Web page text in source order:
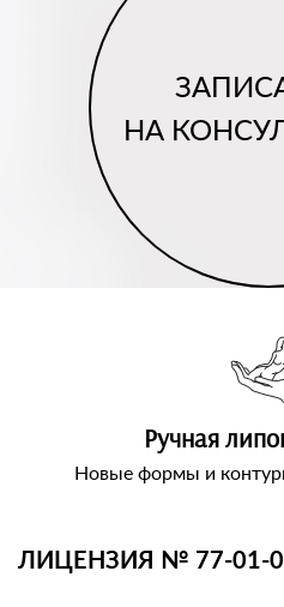
НА
Ручная
Новые формы и
ЛИЦЕНЗИЯ № 77-01-